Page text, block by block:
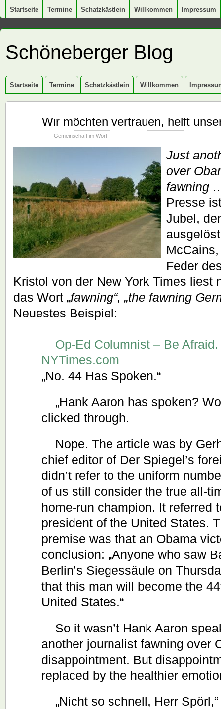
Startseite Termine Schatzkästlein Willkommen Impressum
Schöneberger Blog
Startseite Termine Schatzkästlein Willkommen
Wir möchten vertrauen, helft
Gemeinschaft im Wort
Just
over
fawning
Presse
Jubel,
Feder
Kristol von der New York Times liest
das Wort „fawning“, „the fawning
Neuestes Beispiel:
Op-Ed Columnist – Be
NYTimes.com
„No. 44 Has Spoken.“
„Hank Aaron has spoken?
clicked through.
Nope. The article was by
chief editor of Der Spiegel’s
didn’t refer to the uniform
of us still consider the true all-
home-run champion. It referred
president of the United States.
premise was that an Obama
conclusion: „Anyone who saw
Berlin’s Siegessäule on
that this man will become the
United States.“
So it wasn’t Hank Aaron
another journalist fawning over
disappointment. But
replaced by the healthier
„Nicht so schnell, Herr